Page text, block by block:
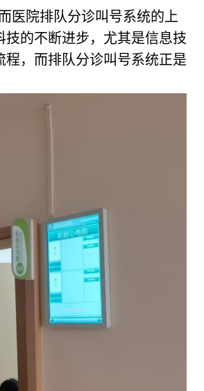
医院排队分诊叫号系统的上
的不断进步，尤其是信息技
，而排队分诊叫号系统正是